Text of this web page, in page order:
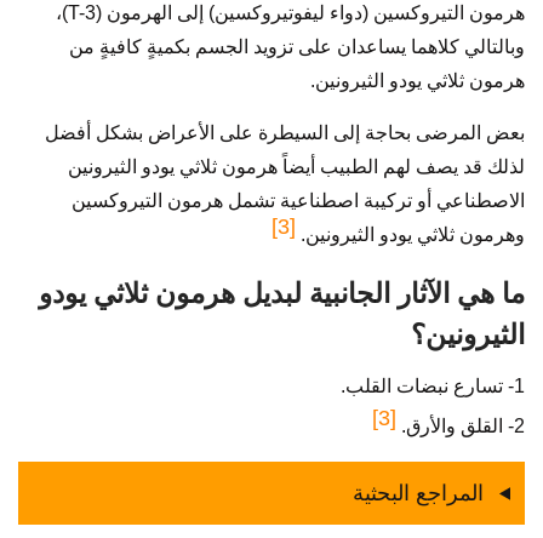
هرمون التيروكسين (دواء ليفوتيروكسين) إلى الهرمون (T-3)،
وبالتالي كلاهما يساعدان على تزويد الجسم بكميةٍ كافيةٍ من
هرمون ثلاثي يودو الثيرونين.
بعض المرضى بحاجة إلى السيطرة على الأعراض بشكل أفضل
لذلك قد يصف لهم الطبيب أيضاً هرمون ثلاثي يودو الثيرونين
الاصطناعي أو تركيبة اصطناعية تشمل هرمون التيروكسين
وهرمون ثلاثي يودو الثيرونين. [3]
ما هي الآثار الجانبية لبديل هرمون ثلاثي يودو
الثيرونين؟
1- تسارع نبضات القلب.
2- القلق والأرق.
[3]
المراجع البحثية